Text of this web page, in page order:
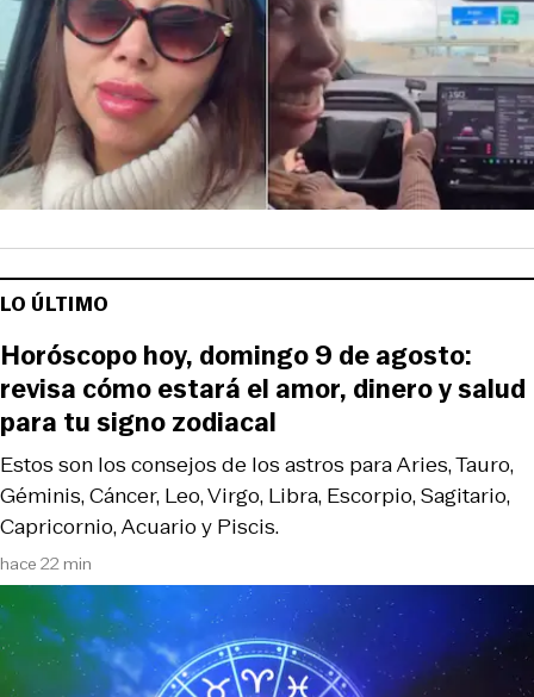
LO ÚLTIMO
hace 22 min
Estos son los consejos de los astros para Aries, Tauro,
Géminis, Cáncer, Leo, Virgo, Libra, Escorpio, Sagitario,
Capricornio, Acuario y Piscis.
Horóscopo hoy, domingo 9 de agosto:
revisa cómo estará el amor, dinero y salud
para tu signo zodiacal